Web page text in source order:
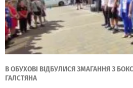
В ОБУХОВІ ВІДБУЛИСЯ ЗМАГАННЯ З
ГАЛСТЯНА